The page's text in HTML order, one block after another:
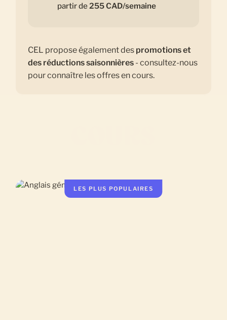
partir de255 CAD/semaine
CEL propose également des promotions et
des réductions saisonnières - consultez-nous
pour connaître les offres en cours.
LES PLUS POPULAIRES